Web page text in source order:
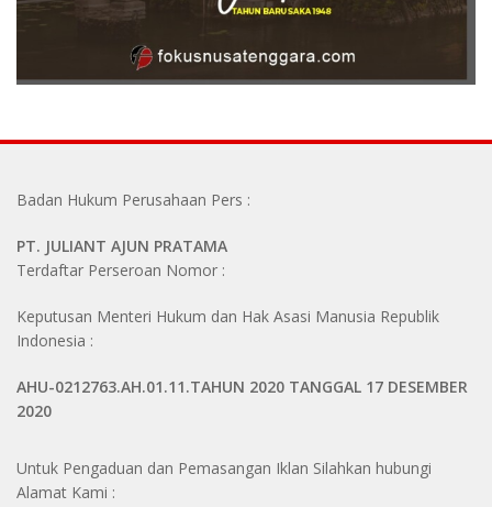
Badan Hukum Perusahaan Pers :
PT. JULIANT AJUN PRATAMA
Terdaftar Perseroan Nomor :
Keputusan Menteri Hukum dan Hak Asasi Manusia Republik
Indonesia :
AHU-0212763.AH.01.11.TAHUN 2020 TANGGAL 17 DESEMBER
2020
Untuk Pengaduan dan Pemasangan Iklan Silahkan hubungi
Alamat Kami :